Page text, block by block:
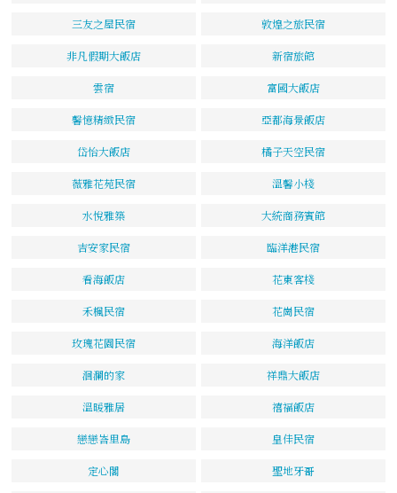
三友之屋民宿 敦煌之旅民宿
非凡假期大飯店 新宿旅館
雲宿 富國大飯店
馨憶精緻民宿 亞都海景飯店
岱怡大飯店 橘子天空民宿
薇雅花苑民宿 溫馨小棧
水悅雅築 大統商務賓館
吉安家民宿 臨洋港民宿
看海飯店 花東客棧
禾楓民宿 花崗民宿
玫瑰花園民宿 海洋飯店
洄瀾的家 祥鼎大飯店
溫暖雅居 禧福飯店
戀戀峇里島 皇佳民宿
定心閣 聖地牙哥